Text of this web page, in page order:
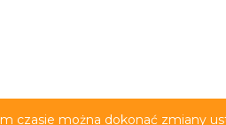
prywatności Deklaracja
czasie można dokonać zmiany